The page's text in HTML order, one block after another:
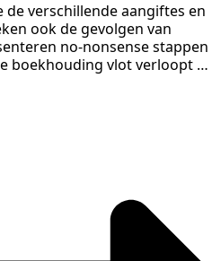
verschillende aangiftes en
ook de gevolgen van
no-nonsense stappen
boekhouding vlot verloopt en